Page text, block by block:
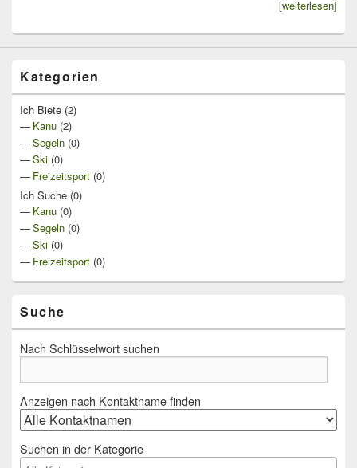
[weiterlesen]
Kategorien
Ich Biete (2)
Kanu (2)
Segeln (0)
Ski (0)
Freizeitsport (0)
Ich Suche (0)
Kanu (0)
Segeln (0)
Ski (0)
Freizeitsport (0)
Suche
Nach Schlüsselwort suchen
Anzeigen nach Kontaktname finden
Suchen in der Kategorie